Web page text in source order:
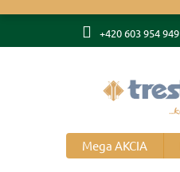
+420 603 954 949
Mega AKCIA